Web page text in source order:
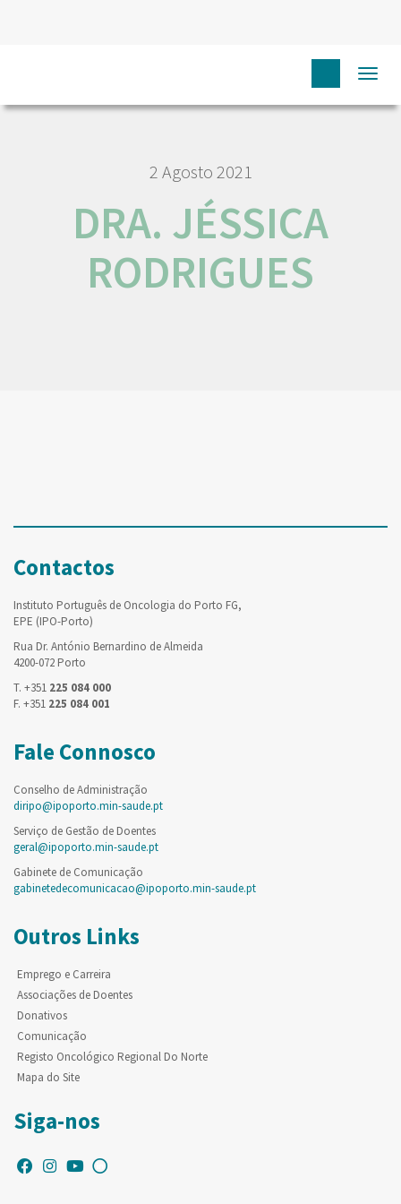
2 Agosto 2021
DRA. JÉSSICA
RODRIGUES
Contactos
Instituto Português de Oncologia do Porto FG,
EPE (IPO-Porto)
Rua Dr. António Bernardino de Almeida
4200-072 Porto
T. +351 225 084 000
F. +351 225 084 001
Fale Connosco
Conselho de Administração
diripo@ipoporto.min-saude.pt
Serviço de Gestão de Doentes
geral@ipoporto.min-saude.pt
Gabinete de Comunicação
gabinetedecomunicacao@ipoporto.min-saude.pt
Outros Links
Emprego e Carreira
Associações de Doentes
Donativos
Comunicação
Registo Oncológico Regional Do Norte
Mapa do Site
Siga-nos